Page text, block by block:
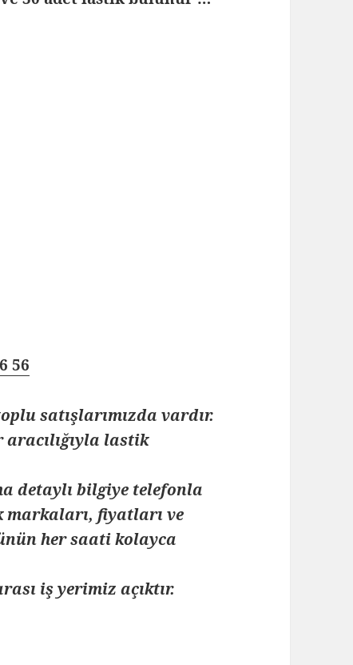
56
satışlarımızda vardır.
lastik
detaylı bilgiye telefonla
fiyatları ve
her saati kolayca
iş yerimiz açıktır.